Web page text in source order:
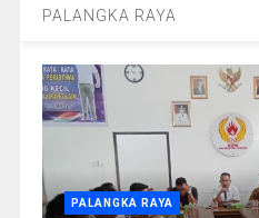
PALANGKA RAYA
PALANGKA RAYA